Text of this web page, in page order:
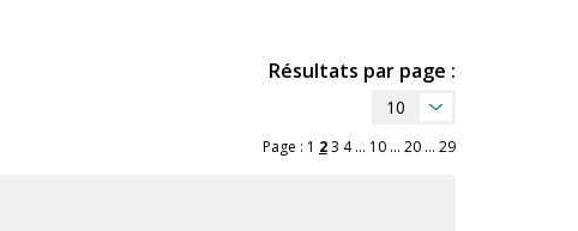
Résultats par page :
10
Page : 1 23 4 ... 10 ... 20 ... 29